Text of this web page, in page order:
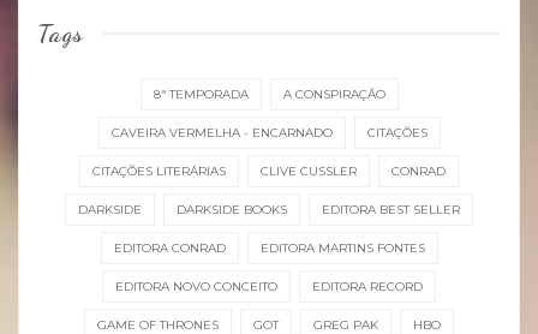
Tags
8ª TEMPORADA A CONSPIRAÇÃO
CAVEIRA VERMELHA - ENCARNADO CITAÇÕES
CITAÇÕES LITERÁRIAS CLIVE CUSSLER CONRAD
DARKSIDE DARKSIDE BOOKS EDITORA BEST SELLER
EDITORA CONRAD EDITORA MARTINS FONTES
EDITORA NOVO CONCEITO EDITORA RECORD
GAME OF THRONES GOT GREG PAK HBO